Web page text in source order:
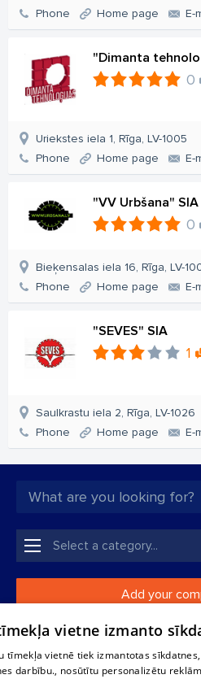
Phone
Home page E-
"Dimanta
0
Uriekstes iela 1, Rīga, LV-1005
Phone
Home page E-
"VV Urbšana" SIA
0
Bieķensalas iela 16, Rīga, LV-
Phone
Home page E-
"SEVES" SIA
1
Saulkrastu iela 2, Rīga, LV-1026
Phone
Home page E-
Add your
If your company is not in our
vietne izmanto
tīmekļa vietnē tiek izmantotas
darbību., nosūtītu personalizētu